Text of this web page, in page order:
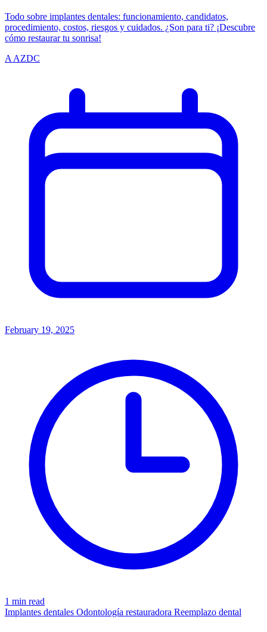
Todo sobre implantes dentales: funcionamiento, candidatos,
procedimiento, costos, riesgos y cuidados. ¿Son para ti? ¡Descubre
cómo restaurar tu sonrisa!
A AZDC
February 19, 2025
1 min read
Implantes dentales Odontología restauradora Reemplazo dental